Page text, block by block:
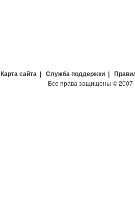
Карта сайта | Служба поддержки |
Все права защищены ©2007